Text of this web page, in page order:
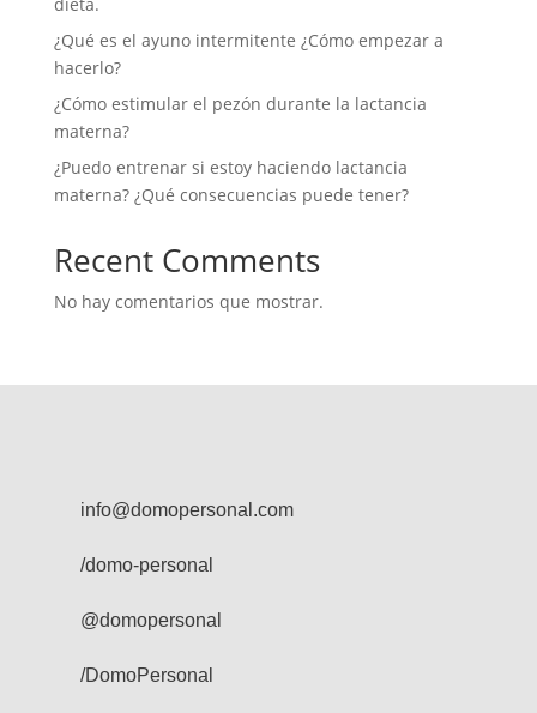
¿Qué es el ayuno intermitente ¿Cómo empezar a
hacerlo?
¿Cómo estimular el pezón durante la lactancia
materna?
¿Puedo entrenar si estoy haciendo lactancia
materna? ¿Qué consecuencias puede tener?
Recent Comments
No hay comentarios que mostrar.
info@domopersonal.com
/domo-personal
@domopersonal
/DomoPersonal